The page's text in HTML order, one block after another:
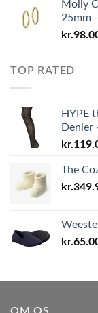
Molly
25mm
kr.
TOP RATED
HYPE
Denier
kr.
The
kr.
kr.